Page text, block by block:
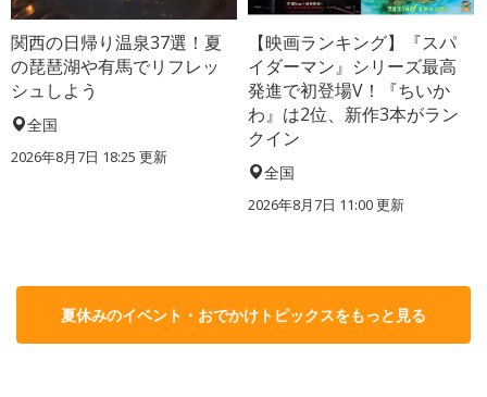
関西の日帰り温泉37選！夏
の琵琶湖や有馬でリフレッ
シュしよう
全国
2026年8月7日 18:25 更新
【映画ランキング】『スパ
イダーマン』シリーズ最高
発進で初登場V！『ちいか
わ』は2位、新作3本がラン
クイン
全国
2026年8月7日 11:00更新
夏休みのイベント・おでかけトピックスをもっと見る